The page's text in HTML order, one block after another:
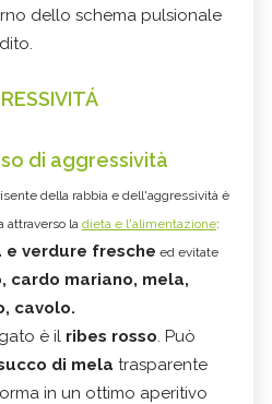
dello schema pulsionale
di aggressività
della rabbia e dell'aggressività è
attraverso la dieta e l'alimentazione:
verdure fresche ed evitate
cardo mariano, mela,
cavolo.
è il ribes rosso . Può
di mela trasparente
in un ottimo aperitivo